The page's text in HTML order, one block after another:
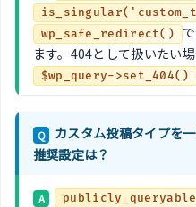
wp_safe_redirect()
ます。404として扱いたい
$wp_query->set_404()
Q
カスタム投稿タイプを
推奨設定は？
A